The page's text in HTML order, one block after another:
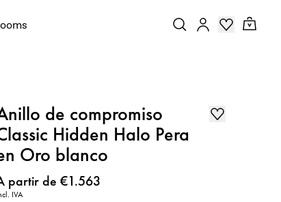
de compromiso
Hidden Halo Pera
Oro blanco
:
partir de €1.563
IVA